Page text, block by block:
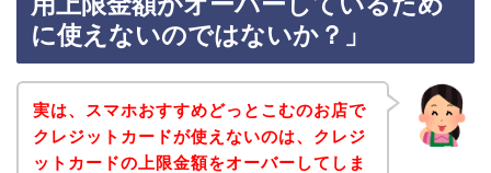
に使えないのではないか？」
実は、スマホおすすめどっとこむのお店で
クレジットカードが使えないのは、クレジ
ットカードの上限金額をオーバーしてしま